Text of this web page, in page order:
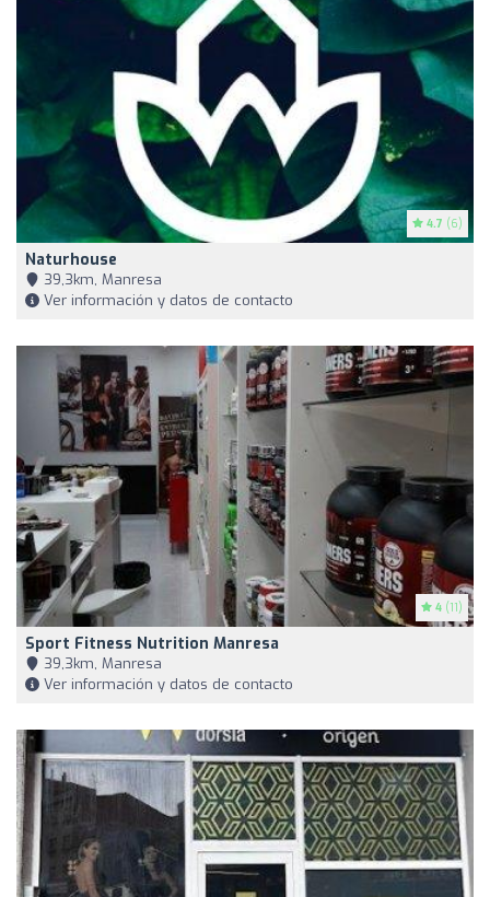
4.7 (6)
Naturhouse
39,3km, Manresa
Ver información y datos de contacto
4 (11)
Sport Fitness Nutrition Manresa
39,3km, Manresa
Ver información y datos de contacto